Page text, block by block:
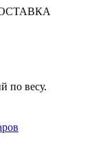
по весу.